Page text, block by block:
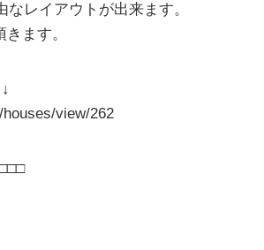
レイアウトが出来ます。
ます。
view/262